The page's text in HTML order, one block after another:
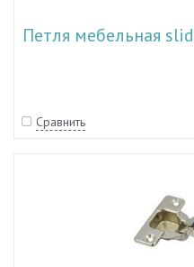
Петля мебельная
Сравнить